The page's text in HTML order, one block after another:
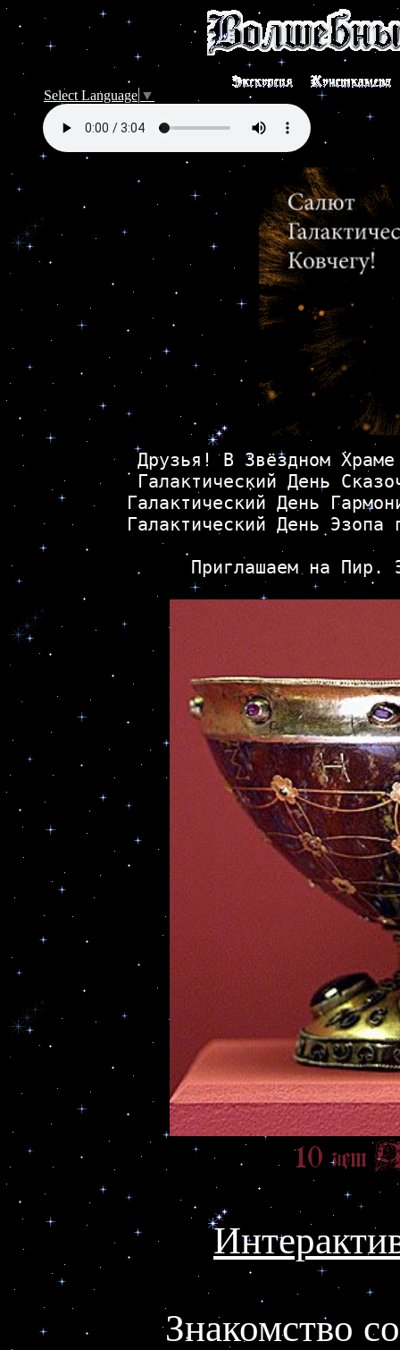
Select Language ▼
Друзья! В Звёздном
Галактический День
Галактический День
Знакомство